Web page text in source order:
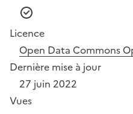
Licence
Open Data Commons
Dernière mise à jour
27 juin 2022
Vues